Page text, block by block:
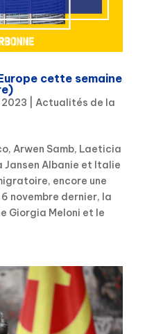
cette semaine
2023
Actualités de la
Arwen Samb, Laeticia
Jansen Albanie et Italie
encore une
novembre dernier, la
Giorgia Meloni et le